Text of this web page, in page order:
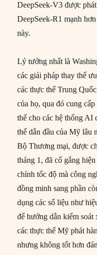
DeepSeek-V3 được
DeepSeek-R1 mạnh
này.
Lý tưởng nhất là
các giải pháp thay thế
các thực thể Trung
của họ, qua đó cung
thế cho các hệ thống
thế dẫn đầu của Mỹ lâu
Bộ Thương mại, được
tháng 1, đã cố gắng
chỉnh tốc độ mà công
đồng minh sang phần
dụng các số liệu như
để hướng dẫn kiểm
các thực thể Mỹ phát
nhưng không tốt hơn